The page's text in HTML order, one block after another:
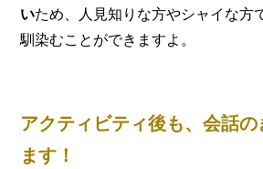
いため、人見知りな方やシャイな方
馴染むことができますよ。
アクティビティ後も、会話の
ます！